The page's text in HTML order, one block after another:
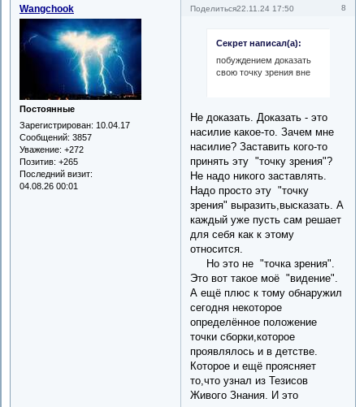
Поделиться 8
22.11.24 17:50
Wangchook
Постоянные
Зарегистрирован: 10.04.17
Сообщений: 3857
Уважение: +272
Позитив: +265
Последний визит:
04.08.26 00:01
Секрет написал(а):
побуждением доказать
свою точку зрения вне
Не доказать. Доказать - это
насилие какое-то. Зачем мне
насилие? Заставить кого-то
принять эту "точку зрения"?
Не надо никого заставлять.
Надо просто эту "точку
зрения" выразить,высказать. А
каждый уже пусть сам решает
для себя как к этому
относится.
Но это не "точка зрения".
Это вот такое моё "видение".
А ещё плюс к тому обнаружил
сегодня некоторое
определённое положение
точки сборки,которое
проявлялось и в детстве.
Которое и ещё проясняет
то,что узнал из Тезисов
Живого Знания. И это